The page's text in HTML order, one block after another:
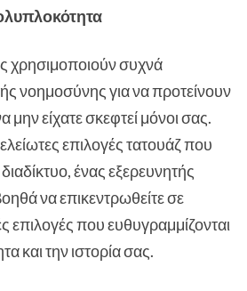
χρησιμοποιούν συχνά
νοημοσύνης για να προτείνουν
μην είχατε σκεφτεί μόνοι σας.
επιλογές τατουάζ που
ένας εξερευνητής
να επικεντρωθείτε σε
επιλογές που ευθυγραμμίζονται
και την ιστορία σας.